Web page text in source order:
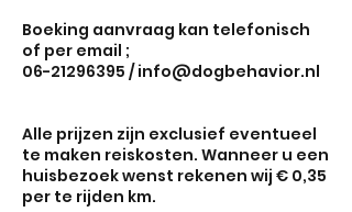
Boeking aanvraag kan telefonisch
of per email ;
06-21296395 / info@dogbehavior.nl
Alle prijzen zijn exclusief eventueel
te maken reiskosten. Wanneer u een
huisbezoek wenst rekenen wij € 0,35
per te rijden km.